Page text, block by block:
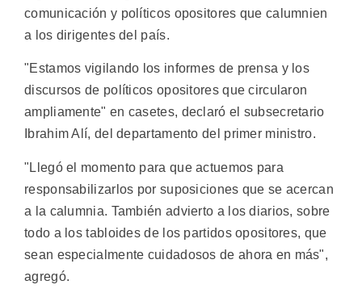
comunicación y políticos opositores que calumnien
a los dirigentes del país.
"Estamos vigilando los informes de prensa y los
discursos de políticos opositores que circularon
ampliamente" en casetes, declaró el subsecretario
Ibrahim Alí, del departamento del primer ministro.
"Llegó el momento para que actuemos para
responsabilizarlos por suposiciones que se acercan
a la calumnia. También advierto a los diarios, sobre
todo a los tabloides de los partidos opositores, que
sean especialmente cuidadosos de ahora en más",
agregó.